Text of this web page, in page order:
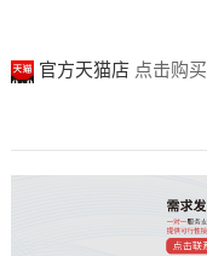
官方天猫店 点击购买